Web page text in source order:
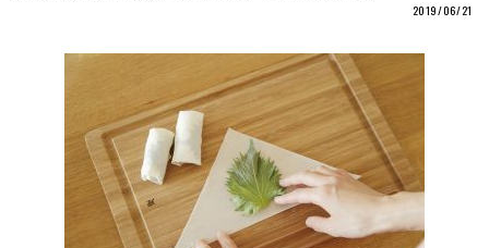
2019/06/21